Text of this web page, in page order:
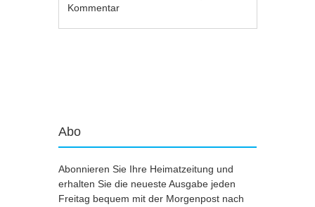
Kommentar
Abo
Abonnieren Sie Ihre Heimatzeitung und
erhalten Sie die neueste Ausgabe jeden
Freitag bequem mit der Morgenpost nach